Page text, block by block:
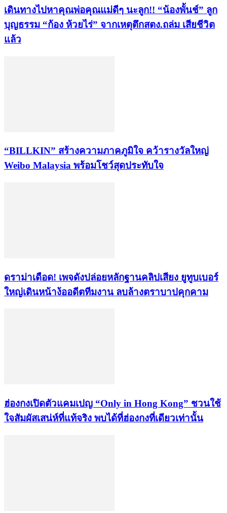
เดินทางไปหาคุณพ่อคุณแม่ดีๆ นะลูก!! “น้องพั้นช์” ลูก
บุญธรรม “ก้อง ห้วยไร่” จากเหตุตึกสตง.ถล่ม เสียชีวิต
แล้ว
“BILLKIN” สร้างความภาคภูมิใจ คว้ารางวัลใหญ่
Weibo Malaysia พร้อมโชว์สุดประทับใจ
ดราม่าเดือด! เพจดังปล่อยหลักฐานคลิปเสียง ยูทูบเบอร์
ใหญ่เดินหน้าง้ออดีตทีมงาน ลบล้างตราบาปคุกคาม
ฮ่องกงเปิดตัวแคมเปญ “Only in Hong Kong” ชวนใช้
ใจสัมผัสเสน่ห์ที่แท้จริง พบได้ที่ฮ่องกงที่เดียวเท่านั้น